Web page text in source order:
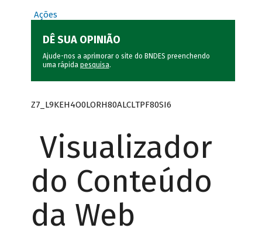
Ações
DÊ SUA OPINIÃO
Ajude-nos a aprimorar o site do BNDES preenchendo
uma rápida pesquisa.
Z7_L9KEH4O0LORH80ALCLTPF80SI6
Visualizador
do Conteúdo
da Web